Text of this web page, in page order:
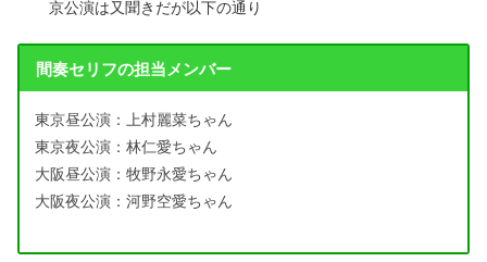
京公演は又聞きだが以下の通り
間奏セリフの担当メンバー
東京昼公演：上村麗菜ちゃん
東京夜公演：林仁愛ちゃん
大阪昼公演：牧野永愛ちゃん
大阪夜公演：河野空愛ちゃん